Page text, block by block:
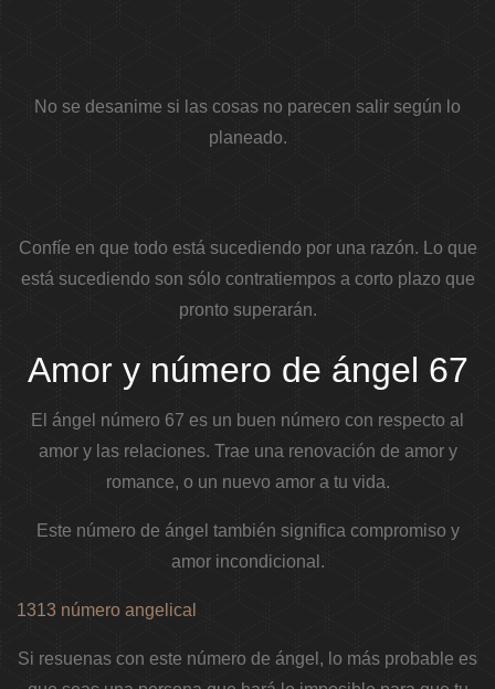
No se desanime si las cosas no parecen salir según lo
planeado.
Confíe en que todo está sucediendo por una razón. Lo que
está sucediendo son sólo contratiempos a corto plazo que
pronto superarán.
Amor y número de ángel 67
El ángel número 67 es un buen número con respecto al
amor y las relaciones. Trae una renovación de amor y
romance, o un nuevo amor a tu vida.
Este número de ángel también significa compromiso y
amor incondicional.
1313 número angelical
Si resuenas con este número de ángel, lo más probable es